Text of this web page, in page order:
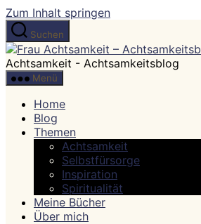
Zum Inhalt springen
Suchen
Achtsamkeit - Achtsamkeitsblog
Menü
Home
Blog
Themen
Achtsamkeit
Selbstfürsorge
Inspiration
Spiritualität
Meine Bücher
Über mich